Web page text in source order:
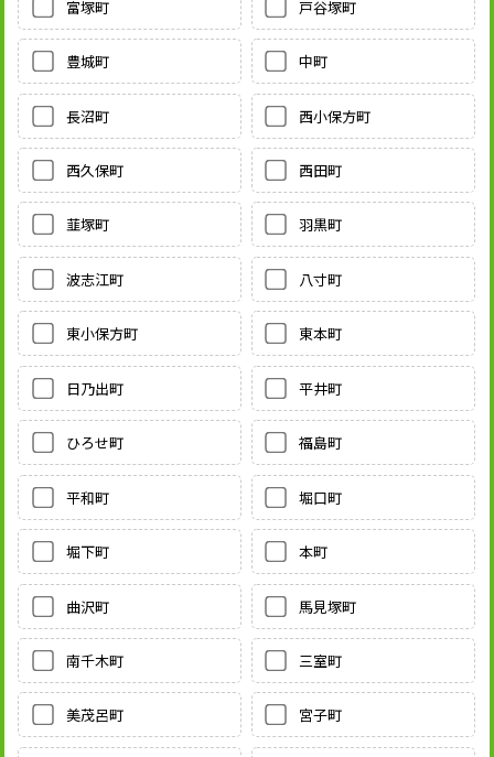
富塚町 戸谷塚町
豊城町 中町
長沼町 西小保方町
西久保町 西田町
韮塚町 羽黒町
波志江町 八寸町
東小保方町 東本町
日乃出町 平井町
ひろせ町 福島町
平和町 堀口町
堀下町 本町
曲沢町 馬見塚町
南千木町 三室町
美茂呂町 宮子町